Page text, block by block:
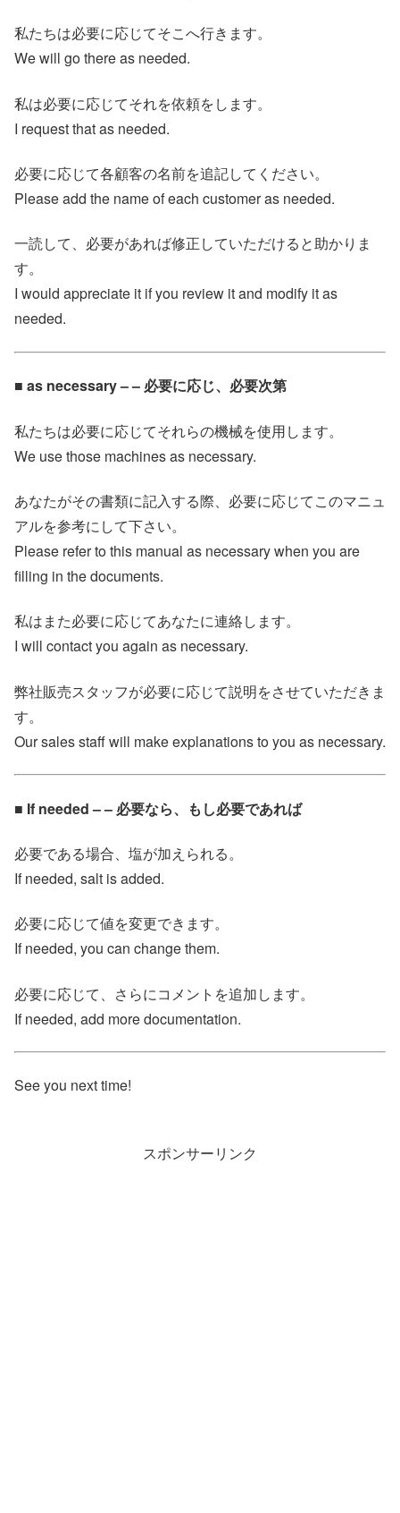
私たちは必要に応じてそこへ行きます。
We will go there as needed.
私は必要に応じてそれを依頼をします。
I request that as needed.
必要に応じて各顧客の名前を追記してください。
Please add the name of each customer as needed.
一読して、必要があれば修正していただけると助かりま
す。
I would appreciate it if you review it and modify it as
needed.
■ as necessary – – 必要に応じ、必要次第
私たちは必要に応じてそれらの機械を使用します。
We use those machines as necessary.
あなたがその書類に記入する際、必要に応じてこのマニュ
アルを参考にして下さい。
Please refer to this manual as necessary when you are
filling in the documents.
私はまた必要に応じてあなたに連絡します。
I will contact you again as necessary.
弊社販売スタッフが必要に応じて説明をさせていただきま
す。
Our sales staff will make explanations to you as necessary.
■ If needed – – 必要なら、もし必要であれば
必要である場合、塩が加えられる。
If needed, salt is added.
必要に応じて値を変更できます。
If needed, you can change them.
必要に応じて、さらにコメントを追加します。
If needed, add more documentation.
See you next time!
スポンサーリンク